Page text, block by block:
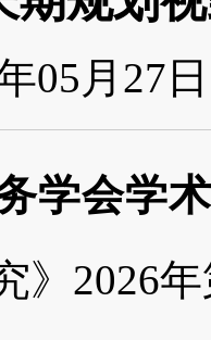
05月27
学会学
》2026